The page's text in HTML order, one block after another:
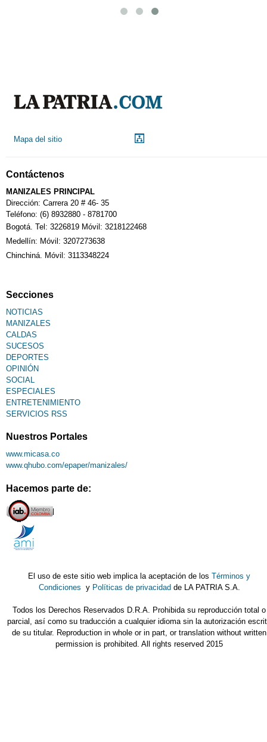
Mapa del sitio
Contáctenos
MANIZALES PRINCIPAL
Dirección: Carrera 20 # 46- 35
Teléfono: (6) 8932880 - 8781700
Bogotá. Tel: 3226819 Móvil: 3218122468
Medellín: Móvil: 3207273638
Chinchiná. Móvil: 3113348224
Secciones
NOTICIAS
MANIZALES
CALDAS
SUCESOS
DEPORTES
OPINIÓN
SOCIAL
ESPECIALES
ENTRETENIMIENTO
SERVICIOS RSS
Nuestros Portales
www.micasa.co
www.qhubo.com/epaper/manizales/
Hacemos parte de:
El uso de este sitio web implica la aceptación de losTérminos y
Condiciones y Políticas de privacidad de LA PATRIA S.A.
Todos los Derechos Reservados D.R.A. Prohibida su reproducción total o
parcial, así como su traducción a cualquier idioma sin la autorización
de su titular. Reproduction in whole or in part, or translation without written
permission is prohibited. All rights reserved 2015